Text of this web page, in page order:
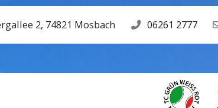
2, 74821 Mosbach 06261 2777